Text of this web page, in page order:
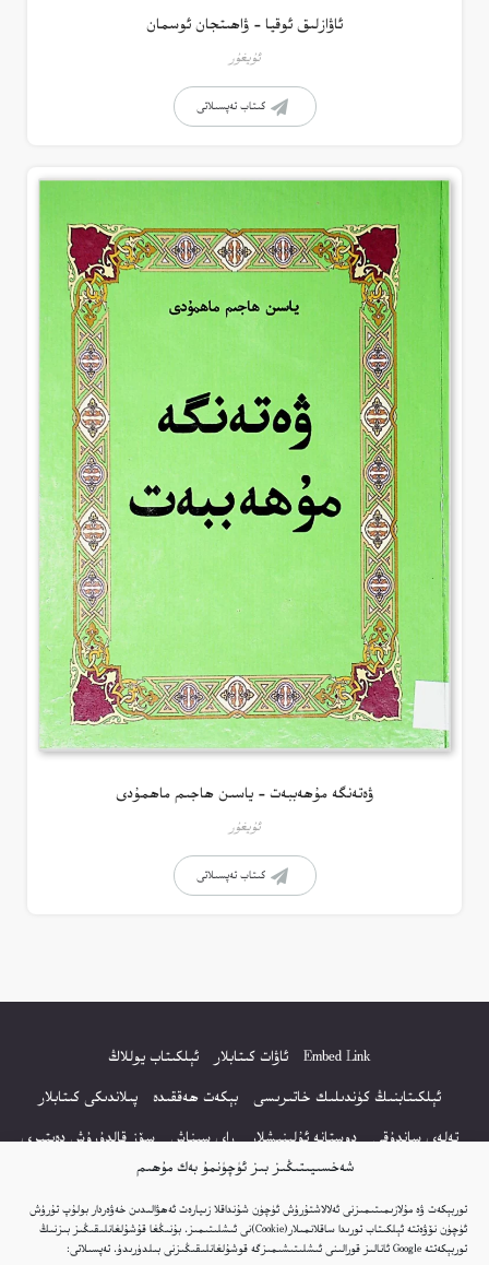
شەخسىيىتىڭىز بىز ئۈچۈنمۇ بەك مۇھىم
توربېكەت ۋە مۇلازىمىتىمىزنى ئەلالاشتۇرۇش ئۈچۈن شۇنداقلا زىيارەت ئەھۋالىدىن خەۋەردار بولۇپ تۇرۇش
ئۈچۈن نۆۋەتتە ئېلكىتاب تورىدا ساقلانمىلار(Cookie)نى ئىشلىتىمىز. بۇنىڭغا قۇشۇلغانلىقىڭىز بىزنىڭ
توربېكەتتە Google ئانالىز قورالىنى ئىشلىتىشىمىزگە قوشۇلغانلىقىڭىزنى بىلدۈرىدۇ. تەپسىلاتى:
ئاۋازلىق ئوقيا – ۋاھىتجان ئوسمان
ئۇيغۇر
كىتاب تەپسىلاتى
ۋەتەنگە مۇھەببەت – ياسىن ھاجىم ماھمۇدى
ئۇيغۇر
كىتاب تەپسىلاتى
Embed Link ئاۋات كىتابلار
ئېلكىتاب يوللاڭ
ئېلكىتابنىڭ كۈندىلىك خاتىرىسى
بېكەت ھەققىدە
پىلاندىكى كىتابلار
تەلەي ساندۇقى
دوستانە ئۇلىنىشلار راي سىناش
سۆز قالدۇرۇش دەپتىرى
كۆپ سورالغان سۇئاللار
كىتاب تىزىملىكى
مەخپىيەتلىك باياناتى
نەشىر ھوقۇقى باياناتى